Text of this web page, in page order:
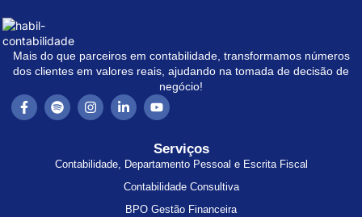
Mais do que parceiros em contabilidade, transformamos números
dos clientes em valores reais, ajudando na tomada de decisão de
negócio!
Serviços
Contabilidade, Departamento Pessoal e Escrita Fiscal
Contabilidade Consultiva
BPO Gestão Financeira